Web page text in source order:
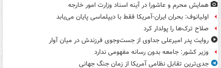
همایش محرم و عاشورا در آینه اسناد وزارت امور خارجه
اولیانوف: بحران ایران-آمریکا فقط با دیپلماسی پایان می‌یابد
صلاح ترک‌ها را پولدار کرد
روایت پدر امیرعلی جداوی از جست‌وجوی فرزندش در میان آوار
وزیر کشور: جامعه بدون رسانه مفهومی ندارد
جدی‌ترین تقابل نظامی آمریکا از زمان جنگ جهانی